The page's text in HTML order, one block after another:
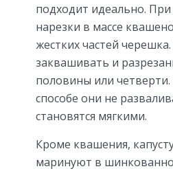
подходит идеально.
нарезки в массе
жестких частей
заквашивать и
половины или
способе они не
становятся мягкими.
Кроме квашения,
маринуют в